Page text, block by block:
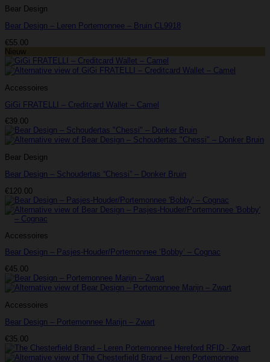
Bear Design
Bear Design – Leren Portemonnee – Bruin CL9918
€55.00
Nieuw
Accessoires
GiGi FRATELLI – Creditcard Wallet – Camel
€39.00
Bear Design
Bear Design – Schoudertas “Chessi” – Donker Bruin
€120.00
Accessoires
Bear Design – Pasjes-Houder/Portemonnee ‘Bobby’ – Cognac
€45.00
Accessoires
Bear Design – Portemonnee Marijn – Zwart
€35.00